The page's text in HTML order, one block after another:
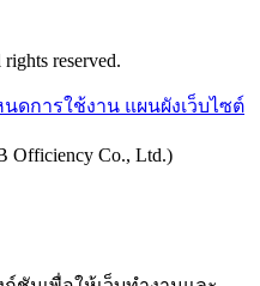
reserved.
ดการใช้งาน แผนผังเว็บไซต์
Co., Ltd.)